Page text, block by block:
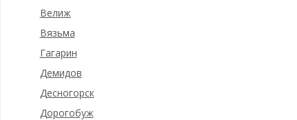
Велиж
Вязьма
Гагарин
Демидов
Десногорск
Дорогобуж